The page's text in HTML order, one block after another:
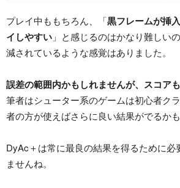
プレイ中ももちろん、「黒フレームが挿
イしやすい 」と感じるのはかなり難しい
減されているような感覚はありました。
誤差の範囲内かもしれませんが、スコア
筆者はシューター系のゲームは初心者ク
者の方が使えばさらに良い結果がでるかも
DyAc＋は常に最良の結果を得るために必
ませんね。